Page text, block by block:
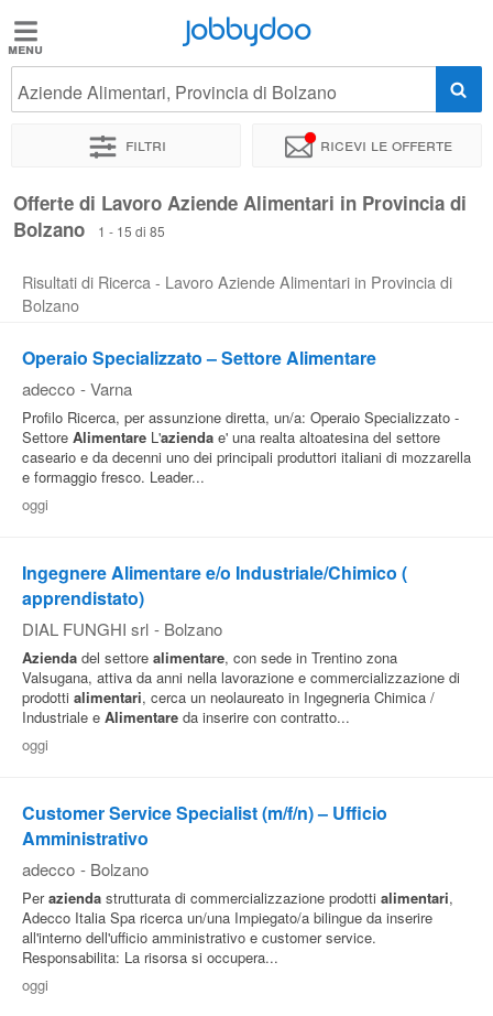
Jobbydoo
Offerte
Stipendi
Elenco
Blog
Area
Aziende
Jobbydoo
Aziende Alimentari, Provincia di Bolzano
Filtri Ricevi le offerte
Offerte di Lavoro Aziende Alimentari in Provincia di
Bolzano
1 - 15 di 85
Risultati di Ricerca - Lavoro Aziende Alimentari in Provincia di
Bolzano
Operaio Specializzato – Settore Alimentare
adecco - Varna
Profilo Ricerca, per assunzione diretta, un/a: Operaio Specializzato -
Settore Alimentare L'azienda e' una realta altoatesina del settore
caseario e da decenni uno dei principali produttori italiani di mozzarella
e formaggio fresco. Leader...
oggi
Ingegnere Alimentare e/o Industriale/Chimico (
apprendistato)
DIAL FUNGHI srl - Bolzano
Azienda del settore alimentare, con sede in Trentino zona
Valsugana, attiva da anni nella lavorazione e commercializzazione di
prodotti alimentari, cerca un neolaureato in Ingegneria Chimica /
Industriale e Alimentare da inserire con contratto...
oggi
Customer Service Specialist (m/f/n) – Ufficio
Amministrativo
adecco - Bolzano
Perazienda strutturata di commercializzazione prodotti alimentari,
Adecco Italia Spa ricerca un/una Impiegato/a bilingue da inserire
all'interno dell'ufficio amministrativo e customer service.
Responsabilita: La risorsa si occupera...
oggi